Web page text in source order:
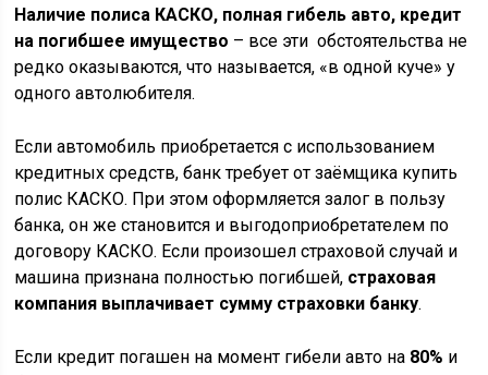
Наличие полиса КАСКО, полная гибель авто, кредит
на погибшее имущество – все эти обстоятельства не
редко оказываются, что называется, «в одной куче» у
одного автолюбителя.
Если автомобиль приобретается с использованием
кредитных средств, банк требует от заёмщика купить
полис КАСКО. При этом оформляется залог в пользу
банка, он же становится и выгодоприобретателем по
договору КАСКО. Если произошел страховой случай и
машина признана полностью погибшей, страховая
компания выплачивает сумму страховки банку.
Если кредит погашен на момент гибели авто на 80% и